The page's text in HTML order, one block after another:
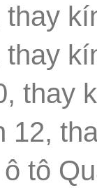
thay
12,
tô